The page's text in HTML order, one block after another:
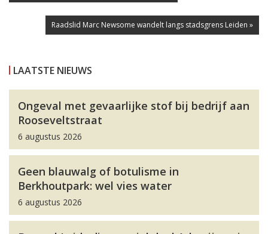
Raadslid Marc Newsome wandelt langs stadsgrens Leiden »
LAATSTE NIEUWS
Ongeval met gevaarlijke stof bij bedrijf aan
Rooseveltstraat
6 augustus 2026
Geen blauwalg of botulisme in
Berkhoutpark: wel vies water
6 augustus 2026